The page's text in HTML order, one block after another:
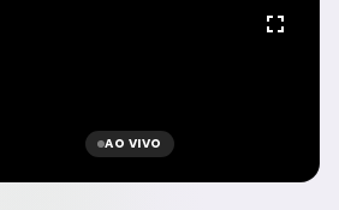
AO VIVO